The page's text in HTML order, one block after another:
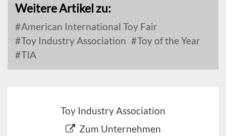
Weitere Artikel zu:
American International Toy Fair
Toy Industry Association
Toy of the Year
TIA
Toy Industry Association
Zum Unternehmen